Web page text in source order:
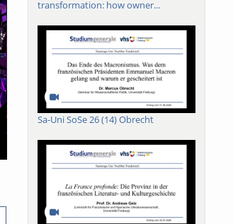
transformation: how owner...
Sa-Uni SoSe 26 (14) Obrecht